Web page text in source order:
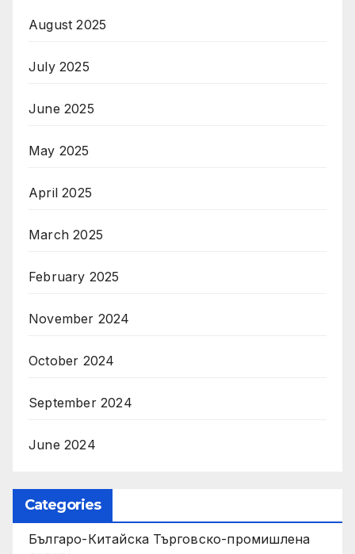
August 2025
July 2025
June 2025
May 2025
April 2025
March 2025
February 2025
November 2024
October 2024
September 2024
June 2024
Categories
Българо-Китайска Търговско-промишлена